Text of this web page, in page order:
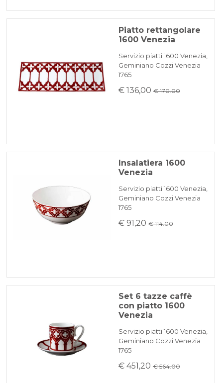
Piatto rettangolare
1600 Venezia
Servizio piatti 1600 Venezia,
Geminiano Cozzi Venezia
1765
€ 136,00 € 170.00
Insalatiera 1600
Venezia
Servizio piatti 1600 Venezia,
Geminiano Cozzi Venezia
1765
€ 91,20 € 114.00
Set 6 tazze caffè
con piatto 1600
Venezia
Servizio piatti 1600 Venezia,
Geminiano Cozzi Venezia
1765
€ 451,20 € 564.00